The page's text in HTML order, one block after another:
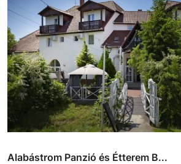
Alabástrom Panzió és Étterem B...